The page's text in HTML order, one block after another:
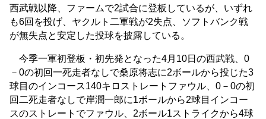
西武戦以降、ファームで2試合に登板しているが、いずれ
も6回を投げ、ヤクルト二軍戦が2失点、ソフトバンク戦
が無失点と安定した投球を披露している。
今季一軍初登板・初先発となった4月10日の西武戦、0
－0の初回一死走者なしで桑原将志に2ボールから投じた3
球目のインコース140キロストレートファウル、0－0の初
回二死走者なしで岸潤一郎に1ボールから2球目インコー
スのストレートでファウル、2ボール1ストライクから4球